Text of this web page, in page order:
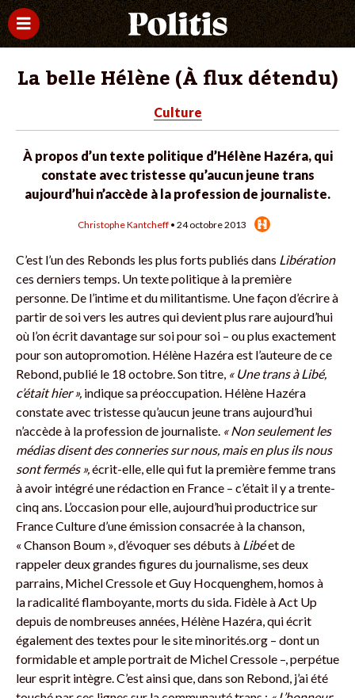
La belle Hélène (À flux détendu)
Culture
À propos d’un texte politique d’Hélène Hazéra, qui
constate avec tristesse qu’aucun jeune trans
aujourd’hui n’accède à la profession de journaliste.
Christophe Kantcheff • 24 octobre 2013
C’est l’un des Rebonds les plus forts publiés dans Libération
ces derniers temps. Un texte politique à la première
personne. De l’intime et du militantisme. Une façon d’écrire à
partir de soi vers les autres qui devient plus rare aujourd’hui
où l’on écrit davantage sur soi pour soi – ou plus exactement
pour son autopromotion. Hélène Hazéra est l’auteure de ce
Rebond, publié le 18 octobre. Son titre, « Une trans à Libé,
c’était hier », indique sa préoccupation. Hélène Hazéra
constate avec tristesse qu’aucun jeune trans aujourd’hui
n’accède à la profession de journaliste. « Non seulement les
médias disent des conneries sur nous, mais en plus ils nous
sont fermés »,écrit-elle, elle qui fut la première femme trans
à avoir intégré une rédaction en France – c’était il y a trente-
cinq ans. L’occasion pour elle, aujourd’hui productrice sur
France Culture d’une émission consacrée à la chanson,
« Chanson Boum », d’évoquer ses débuts à Libéet de
rappeler deux grandes figures du journalisme, ses deux
parrains, Michel Cressole et Guy Hocquenghem, homos à
la radicalité flamboyante, morts du sida. Fidèle à Act Up
depuis de nombreuses années, Hélène Hazéra, qui écrit
également des textes pour le site minorités.org – dont un
formidable et ample portrait de Michel Cressole –, perpétue
leur esprit intègre. C’est ainsi que, dans son Rebond, j’ai été